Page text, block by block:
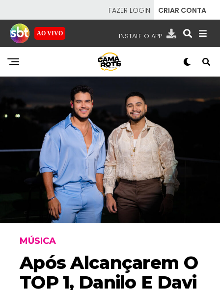
FAZER LOGIN CRIAR CONTA
AO VIVO INSTALE O APP
EMISSORAS
SBT- SISTEMA BRASILEIRO DE TELEVISÃO
MÚSICA
Após Alcançarem O
TOP 1, Danilo E Davi